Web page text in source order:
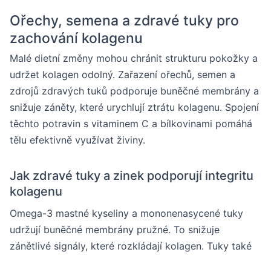
Ořechy, semena a zdravé tuky pro
zachování kolagenu
Malé dietní změny mohou chránit strukturu pokožky a
udržet kolagen odolný. Zařazení ořechů, semen a
zdrojů zdravých tuků podporuje buněčné membrány a
snižuje záněty, které urychlují ztrátu kolagenu. Spojení
těchto potravin s vitaminem C a bílkovinami pomáhá
tělu efektivně využívat živiny.
Jak zdravé tuky a zinek podporují integritu
kolagenu
Omega-3 mastné kyseliny a mononenasycené tuky
udržují buněčné membrány pružné. To snižuje
zánětlivé signály, které rozkládají kolagen. Tuky také